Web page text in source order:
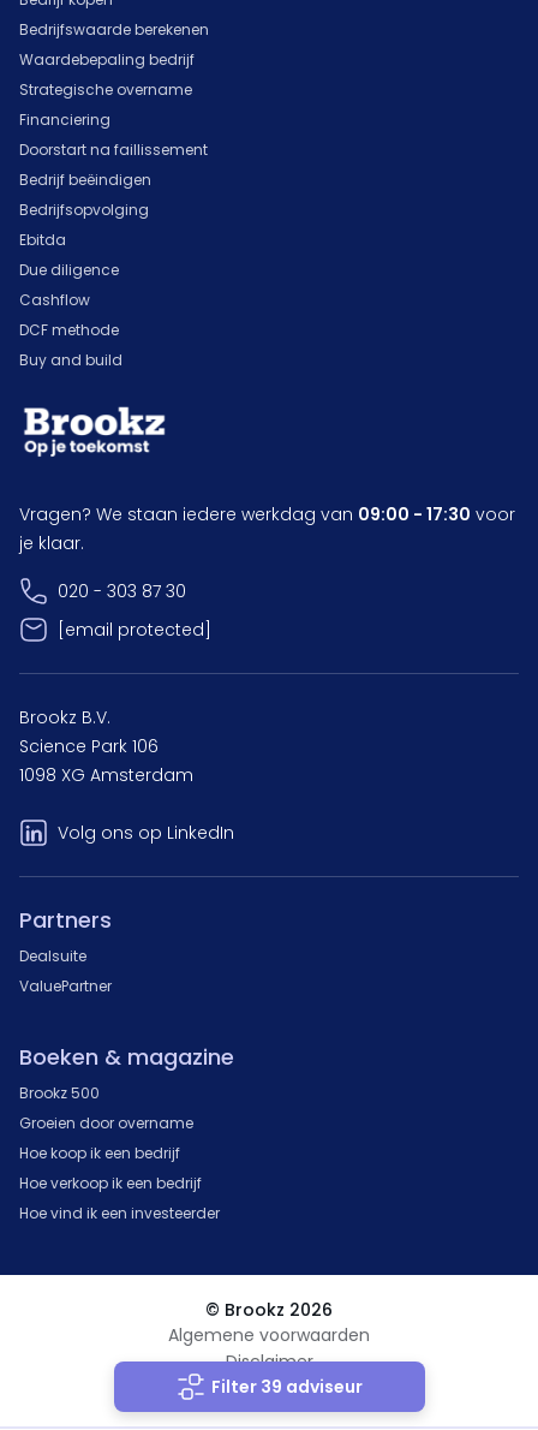
Filter 39 adviseur
Bedrijfswaarde berekenen
Waardebepaling bedrijf
Strategische overname
Financiering
Doorstart na faillissement
Bedrijf beëindigen
Bedrijfsopvolging
Ebitda
Due diligence
Cashflow
DCF methode
Buy and build
Vragen? We staan iedere werkdag van 09:00 - 17:30 voor
je klaar.
020 - 303 87 30
[email protected]
Brookz B.V.
Science Park 106
1098 XG Amsterdam
Volg ons op LinkedIn
Partners
Dealsuite
ValuePartner
Boeken & magazine
Brookz 500
Groeien door overname
Hoe koop ik een bedrijf
Hoe verkoop ik een bedrijf
Hoe vind ik een investeerder
© Brookz 2026
Algemene voorwaarden
Disclaimer
Privacy Statement